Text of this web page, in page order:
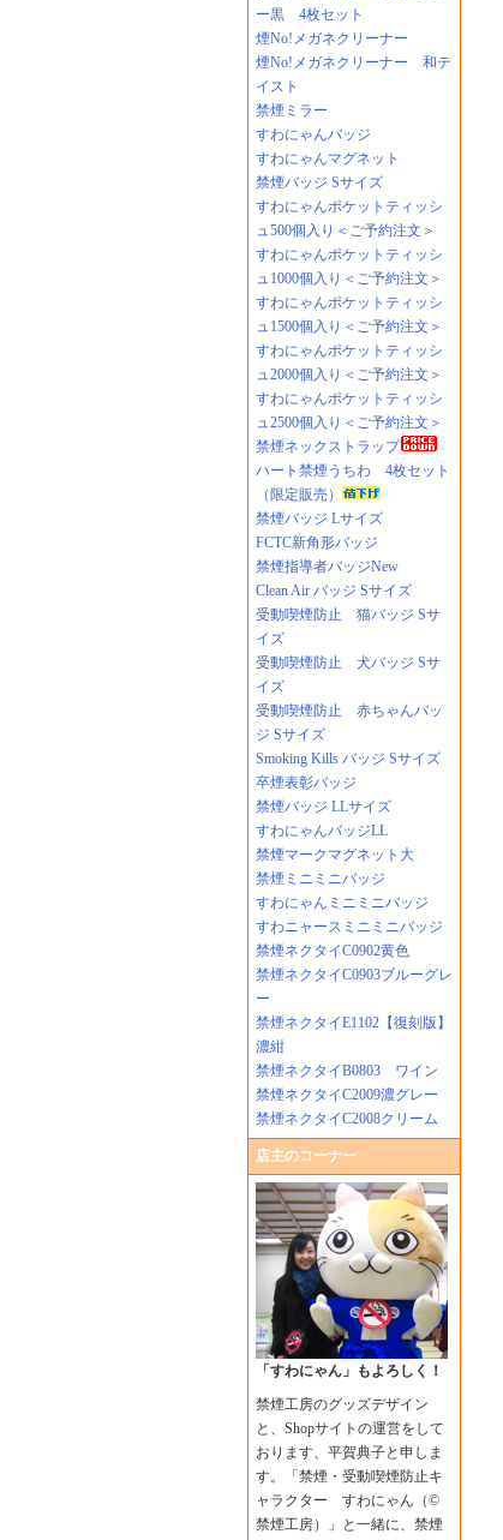
ー黒 4枚セット
煙No!メガネクリーナー
煙No!メガネクリーナー 和テ
イスト
禁煙ミラー
すわにゃんバッジ
すわにゃんマグネット
禁煙バッジ Sサイズ
すわにゃんポケットティッシ
ュ500個入り＜ご予約注文＞
すわにゃんポケットティッシ
ュ1000個入り＜ご予約注文＞
すわにゃんポケットティッシ
ュ1500個入り＜ご予約注文＞
すわにゃんポケットティッシ
ュ2000個入り＜ご予約注文＞
すわにゃんポケットティッシ
ュ2500個入り＜ご予約注文＞
禁煙ネックストラップ
ハート禁煙うちわ 4枚セット
（限定販売）
禁煙バッジ Lサイズ
FCTC新角形バッジ
禁煙指導者バッジNew
Clean Air バッジ Sサイズ
受動喫煙防止 猫バッジ Sサ
イズ
受動喫煙防止 犬バッジ Sサ
イズ
受動喫煙防止 赤ちゃんバッ
ジ Sサイズ
Smoking Kills バッジ Sサイズ
卒煙表彰バッジ
禁煙バッジ LLサイズ
すわにゃんバッジLL
禁煙マークマグネット大
禁煙ミニミニバッジ
すわにゃんミニミニバッジ
すわニャースミニミニバッジ
禁煙ネクタイC0902黄色
禁煙ネクタイC0903ブルーグレ
ー
禁煙ネクタイE1102【復刻版】
濃紺
禁煙ネクタイB0803 ワイン
禁煙ネクタイC2009濃グレー
禁煙ネクタイC2008クリーム
店主のコーナー
「すわにゃん」もよろしく！
禁煙工房のグッズデザイン
と、Shopサイトの運営をして
おります、平賀典子と申しま
す。「禁煙・受動喫煙防止キ
ャラクター すわにゃん（©
禁煙工房）」と一緒に、禁煙